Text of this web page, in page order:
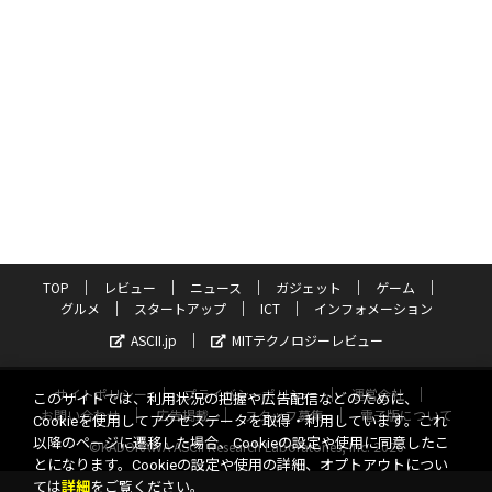
TOP レビュー ニュース ガジェット
ゲーム
グルメ
スタートアップ ICT
インフォメーション
ASCII.jp
MITテクノロジーレビュー
サイトポリシー プライバシーポリシー
運営会社
お問い合わせ
広告掲載 スタッフ募集
電子版について
©KADOKAWA ASCII Research Laboratories, Inc. 2026
このサイトでは、利用状況の把握や広告配信などのために、
Cookieを使用してアクセスデータを取得・利用しています。これ
以降のページに遷移した場合、Cookieの設定や使用に同意したこ
とになります。Cookieの設定や使用の詳細、オプトアウトについ
ては詳細 をご覧ください。